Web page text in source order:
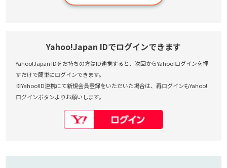
Yahoo!Japan IDでログインできます
Yahoo!Japan IDをお持ちの方はID連携すると、次回からYahoo!ログインを押
すだけで簡単にログインできます。
※Yahoo!ID連携にて新規会員登録をいただいた場合は、再ログインもYahoo!
ログインボタンよりお願いします。